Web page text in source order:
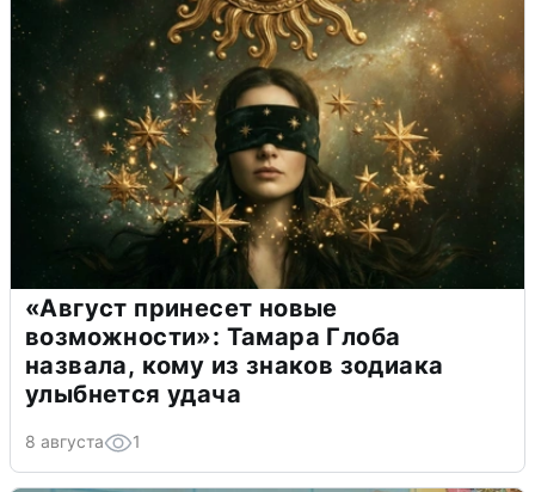
«Август принесет новые
возможности»: Тамара Глоба
назвала, кому из знаков зодиака
улыбнется удача
8 августа 1